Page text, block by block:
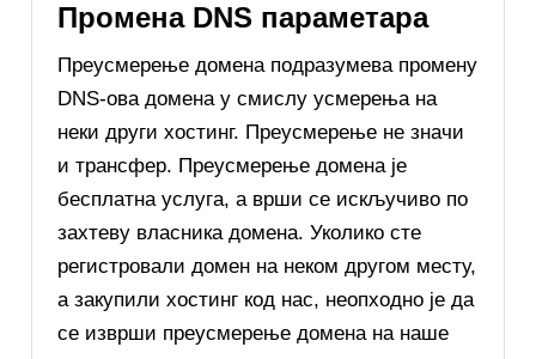
Промена DNS параметара
Преусмерење домена подразумева промену
DNS-ова домена у смислу усмерења на
неки други хостинг. Преусмерење не значи
и трансфер. Преусмерење домена је
бесплатна услуга, а врши се искључиво по
захтеву власника домена. Уколико сте
регистровали домен на неком другом месту,
а закупили хостинг код нас, неопходно је да
се изврши преусмерење домена на наше